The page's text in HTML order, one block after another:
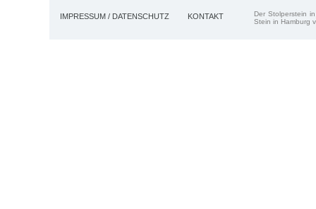
IMPRESSUM / DATENSCHUTZ KONTAKT
Der Stolperstein
Stein in Hamburg